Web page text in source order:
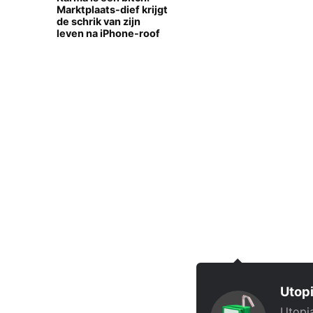
Marktplaats-dief krijgt
de schrik van zijn
leven na iPhone-roof